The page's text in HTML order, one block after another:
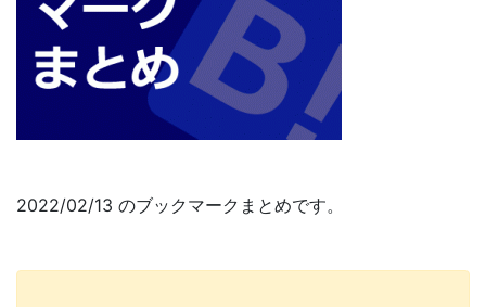
2022/02/13 のブックマークまとめです。